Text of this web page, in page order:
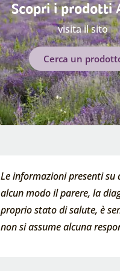
Scopri i prodotti
visita il sito
Cerca un
Le informazioni presenti
alcun modo il parere, la
proprio stato di salute, è
non si assume alcuna